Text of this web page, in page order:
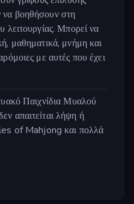
βοηθήσουν στη
λειτουργίας. Μπορεί να
μαθηματικά, μνήμη και
με αυτές που έχει
Παιχνίδια Μυαλού
απαιτείται λήψη ή
of Mahjong και πολλά